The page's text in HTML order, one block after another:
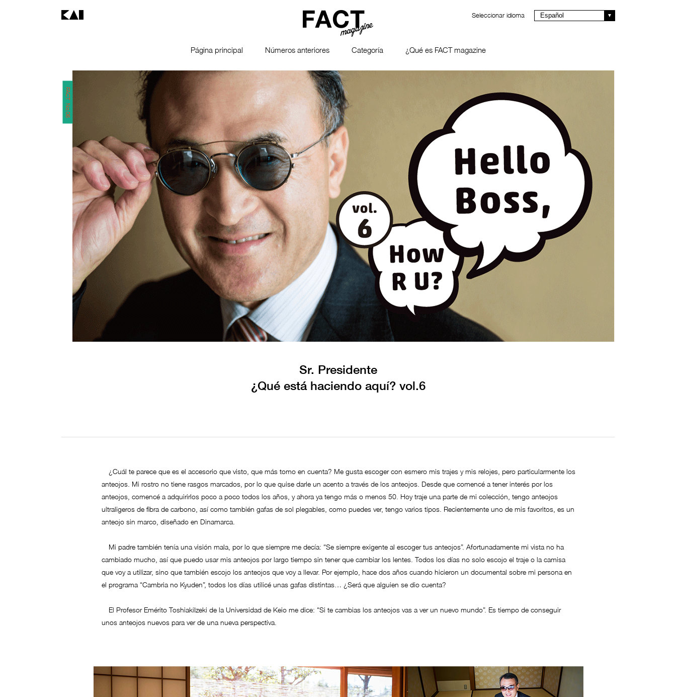
Seleccionar idioma Español
Página principal Números anteriores Categoría ¿Qué es FACT magazine
FACT No.06
Sr. Presidente
¿Qué está haciendo aquí? vol.6
¿Cuál te parece que es el accesorio que visto, que más tomo en cuenta? Me gusta escoger con esmero mis trajes y mis relojes, pero particularmente los
anteojos. Mi rostro no tiene rasgos marcados, por lo que quise darle un acento a través de los anteojos. Desde que comencé a tener interés por los
anteojos, comencé a adquirirlos poco a poco todos los años, y ahora ya tengo más o menos 50. Hoy traje una parte de mi colección, tengo anteojos
ultraligeros de fibra de carbono, así como también gafas de sol plegables, como puedes ver, tengo varios tipos. Recientemente uno de mis favoritos, es un
anteojo sin marco, diseñado en Dinamarca.
Mi padre también tenía una visión mala, por lo que siempre me decía: “Se siempre exigente al escoger tus anteojos”. Afortunadamente mi vista no ha
cambiado mucho, así que puedo usar mis anteojos por largo tiempo sin tener que cambiar los lentes. Todos los días no solo escojo el traje o la camisa
que voy a utilizar, sino que también escojo los anteojos que voy a llevar. Por ejemplo, hace dos años cuando hicieron un documental sobre mi persona en
el programa “Cambria no Kyuden”, todos los días utilicé unas gafas distintas… ¿Será que alguien se dio cuenta?
El Profesor Emérito ToshiakiIzeki de la Universidad de Keio me dice: “Si te cambias los anteojos vas a ver un nuevo mundo”. Es tiempo de conseguir
unos anteojos nuevos para ver de una nueva perspectiva.